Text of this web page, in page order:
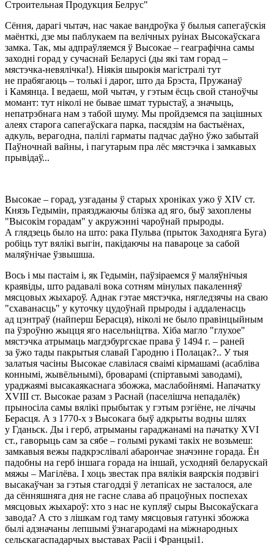
Строительная Продукция Белрус"
Сёння, дарагі чытач, нас чакае вандроўка ў былыя сапегаўскія
маёнткі, дзе мы паблукаем па велічных руінах Высокаўскага
замка. Так, мы адпраўляемся ў Высокае – геаграфічна самы
заходні горад у сучаснай Беларусі (ды які там горад –
мястэчка-невялічка!). Ніякія шырокія магістралі тут
не прабягаюць – толькі і дарог, што да Брэста, Пружанаў
і Камянца. І ведаеш, мой чытач, у гэтым ёсць свой станоўчы
момант: тут ніколі не бывае шмат турыстаў, а значыць,
непатрэбнага нам з табой шуму. Мы пройдземся па зацішных
алеях старога сапегаўскага парка, пасядзім на бастыёнах,
адкуль, верагодна, палілі гарматы падчас даўно ўжо забытай
Паўночнай вайны, і пагутарым пра лёс мястэчка і замкавых
прывідаў...
Высокае – горад, узгаданы ў старых хроніках ужо ў XIV ст.
Князь Гедымін, праязджаючы блізка ад яго, быў захоплены
"Высокім горадам" у акружэнні чароўнай прыроды.
А глядзець было на што: рака Пульва (прыток Заходняга Буга)
робіць тут вялікі выгін, пакідаючы на павароце за сабой
маляўнічае ўзвышша.
Вось і мы пастаім і, як Гедымін, паўзіраемся ў маляўнічыя
краявіды, што радавалі вока сотням мінулых пакаленняў
мясцовых жыхароў. Аднак гэтае мястэчка, нягледзячы на сваю
"схаванасць" у куточку цудоўнай прыроды і аддаленасць
ад цэнтраў (найперш Берасця), ніколі не было правінцыйным
па ўзроўню жыцця яго насельніцтва. Хіба магло "глухое"
мястэчка атрымаць магдэбургскае права ў 1494 г. – раней
за ўжо тады пакрытыя славай Гародню і Полацак?.. У тыя
залатыя часіны Высокае славілася сваімі кірмашамі (асабліва
коннымі, жывёльнымі), броварамі (спіртавымі заводамі),
ураджаямі высакаякаснага збожжа, маслабойнямі. Напачатку
XVIII ст. Высокае разам з Раснай (паселішча непадалёк)
прыносіла самы вялікі прыбытак у гэтым рэгіёне, не лічачы
Берасця. А з 1770-х з Высокага быў адкрыты водны шлях
у Гданьск. Ды і герб, атрыманы гараджанамі на пачатку XVI
ст., гаворыць сам за сябе – голымі рукамі такіх не возьмеш:
замкавыя вежы падкрэслівалі абарончае значэнне горада. Ён
падобны на герб іншага горада на іншай, усходняй беларускай
мяжы – Магілёва. І хоць звестак пра вялікія ваярскія подзвігі
высакаўчан за гэтыя стагоддзі ў летапісах не засталося, але
да сённяшняга дня не гасне слава аб працоўных поспехах
мясцовых жыхароў: хто з нас не купляў сыры Высокаўскага
завода? А сто з лішкам год таму мясцовыя гатункі збожжа
былі адзначаны лепшымі ўзнагародамі на міжнародных
сельскагаспадарчых выставах Расіі і Францыі1.